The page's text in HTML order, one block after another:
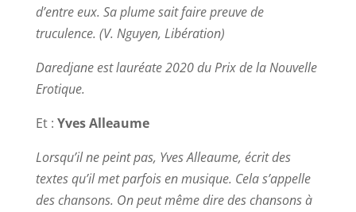
d’entre eux. Sa plume sait faire preuve de
truculence. (V. Nguyen, Libération)
Daredjane est lauréate 2020 du Prix de la Nouvelle
Erotique.
Et : Yves Alleaume
Lorsqu’il ne peint pas, Yves Alleaume, écrit des
textes qu’il met parfois en musique. Cela s’appelle
des chansons. On peut même dire des chansons à